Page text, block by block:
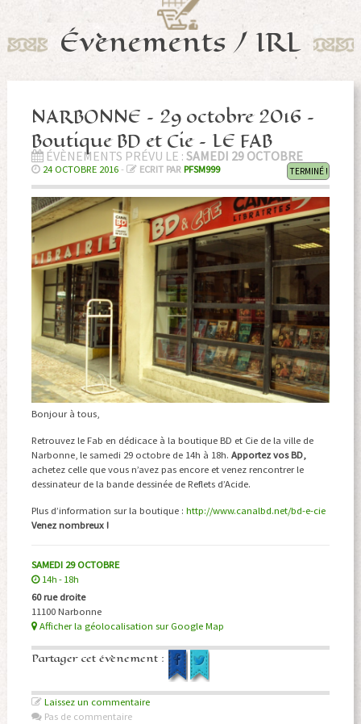
Évènements / IRL
NARBONNE – 29 octobre 2016 –
Boutique BD et Cie – LE FAB
ÉVÈNEMENTS PRÉVU LE : SAMEDI 29 OCTOBRE
TERMINÉ !
24 OCTOBRE 2016- ECRIT PAR PFSM999
Bonjour à tous,
Retrouvez le Fab en dédicace à la boutique BD et Cie de la ville de
Narbonne, le samedi 29 octobre de 14h à 18h. Apportez vos BD,
achetez celle que vous n’avez pas encore et venez rencontrer le
dessinateur de la bande dessinée de Reflets d’Acide.
Plus d’information sur la boutique : http://www.canalbd.net/bd-e-cie
Venez nombreux !
SAMEDI 29 OCTOBRE
14h - 18h
60 rue droite
11100 Narbonne
Afficher la géolocalisation sur Google Map
Partager cet évènement :
Laissez un commentaire
Pas de commentaire